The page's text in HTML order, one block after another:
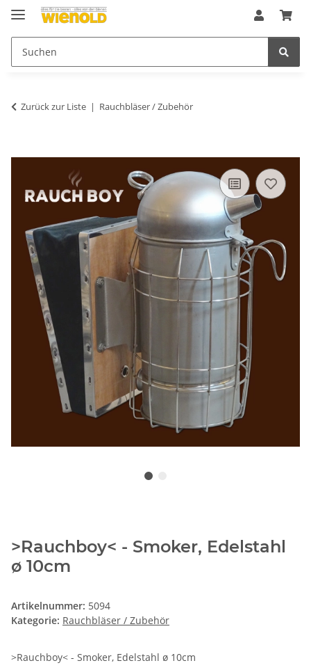
Zurück zur Liste Rauchbläser / Zubehör
>Rauchboy< - Smoker, Edelstahl
ø 10cm
Artikelnummer: 5094
Kategorie: Rauchbläser / Zubehör
>Rauchboy< - Smoker, Edelstahl ø 10cm